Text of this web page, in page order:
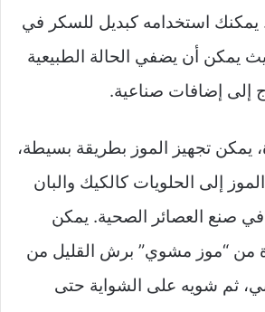
يمكنك استخدامه كبديل للسكر في
يمكن أن يضفي الحالة الطبيعية
إلى إضافات صناعية.
يمكن تجهيز الموز بطريقة بسيطة،
إلى الحلويات كالكيك والبان
صنع العصائر الصحية. يمكن
من “موز مشوي” برش القليل من
ثم شويه على الشواية حتى